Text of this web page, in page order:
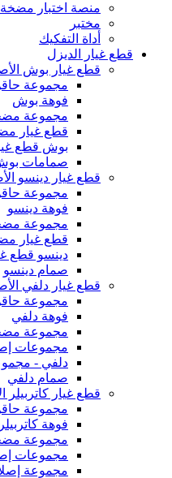
منصة اختبار
مختبر
أداة التفكيك
قطع غيار الديزل
قطع غيار بوش
مجموعة
فوهة بوش
مجموعة
قطع غيار
بوش قطع
صمامات
قطع غيار دينسو
مجموعة
فوهة دينسو
مجموعة
قطع غيار
دينسو قطع
صمام دينسو
قطع غيار دلفي
مجموعة
فوهة دلفي
مجموعة
مجموعات
دلفي -
صمام دلفي
قطع غيار كاتربيلر
مجموعة حاقن
فوهة كاتربيلر
مجموعة
مجموعات
مجموعة